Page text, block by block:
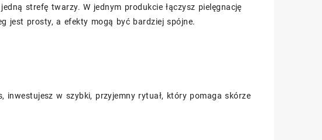
strefę twarzy. W jednym produkcie łączysz pielęgnację
jest prosty, a efekty mogą być bardziej spójne.
inwestujesz w szybki, przyjemny rytuał, który pomaga skórze